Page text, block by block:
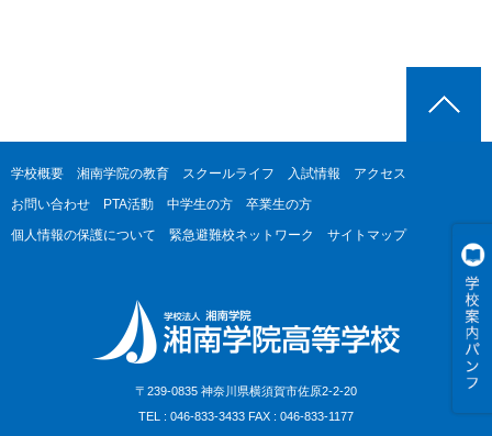
学校概要 湘南学院の教育 スクールライフ 入試情報
アクセス
お問い合わせ
PTA活動 中学生の方
卒業生の方
個人情報の保護について
緊急避難校ネットワーク サイトマップ
〒239-0835 神奈川県横須賀市佐原2-2-20
TEL : 046-833-3433 FAX : 046-833-1177